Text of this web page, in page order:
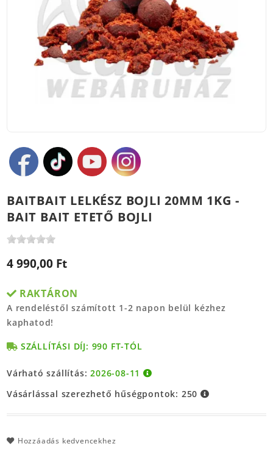
BAITBAIT LELKÉSZ BOJLI 20MM 1KG -
BAIT BAIT ETETŐ BOJLI
4 990,00 Ft
RAKTÁRON
A rendeléstől számított 1-2 napon belül kézhez
kaphatod!
SZÁLLÍTÁSI DÍJ: 990 FT-TÓL
Várható szállítás:2026-08-11
Vásárlással szerezhető hűségpontok: 250
Hozzáadás kedvencekhez